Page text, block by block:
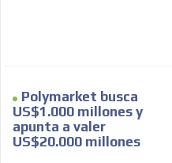
Polymarket busca
US$1.000 millones y
apunta a valer
US$20.000 millones